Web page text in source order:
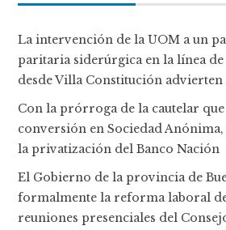
La intervención de la UOM a un
paritaria siderúrgica en la línea de
desde Villa Constitución advierten
Con la prórroga de la cautelar
conversión en Sociedad
la privatización del Banco Nación
El Gobierno de la provincia de
formalmente la reforma laboral
reuniones presenciales del